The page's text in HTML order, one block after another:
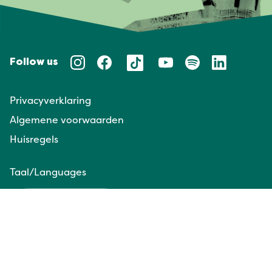
Follow us
Privacyverklaring
Algemene voorwaarden
Huisregels
Taal/Languages